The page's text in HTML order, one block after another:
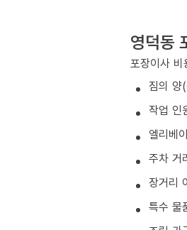
영덕동
포장이사
짐의 양
작업 인
엘리베
주차 거
장거리
특수 물